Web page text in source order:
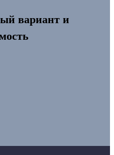
вариант и